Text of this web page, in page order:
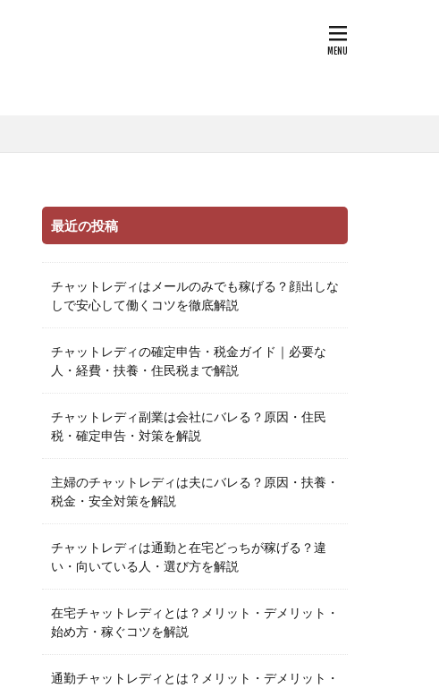
最近の投稿
チャットレディはメールのみでも稼げる？顔出しな
しで安心して働くコツを徹底解説
チャットレディの確定申告・税金ガイド｜必要な
人・経費・扶養・住民税まで解説
チャットレディ副業は会社にバレる？原因・住民
税・確定申告・対策を解説
主婦のチャットレディは夫にバレる？原因・扶養・
税金・安全対策を解説
チャットレディは通勤と在宅どっちが稼げる？違
い・向いている人・選び方を解説
在宅チャットレディとは？メリット・デメリット・
始め方・稼ぐコツを解説
通勤チャットレディとは？メリット・デメリット・